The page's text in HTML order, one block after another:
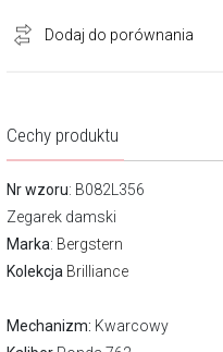
Cechy produktu
Nr wzoru: B082L356
Zegarek damski
Marka: Bergstern
Kolekcja Brilliance
Mechanizm: Kwarcowy
Dodaj do porównania